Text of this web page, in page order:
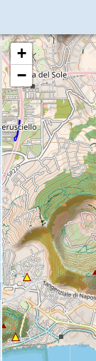
+
−